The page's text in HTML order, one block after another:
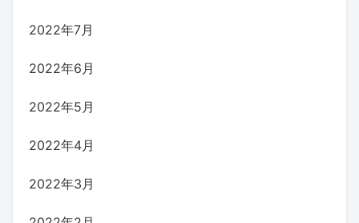
2022年7月
2022年6月
2022年5月
2022年4月
2022年3月